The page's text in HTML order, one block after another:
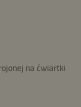
na ćwiartki